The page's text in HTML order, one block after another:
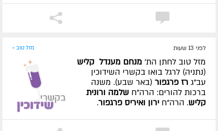
לפני 13 שעות מזל טוב »
מזל טוב לחתן הת' מנחם מענדל קליש
(נתניה) לרגל בואו בקשרי השידוכין
עב"ג רז פרגפור (באר שבע). משנה
ברכות להורים: הרה"ח שלמה ורונית
קליש. הרה"ח ירון ואיריס פרגפור.